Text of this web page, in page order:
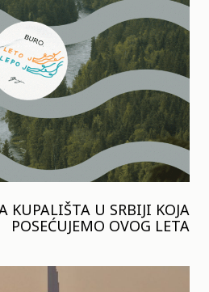
KUPALIŠTA U SRBIJI KOJA
POSEĆUJEMO OVOG LETA